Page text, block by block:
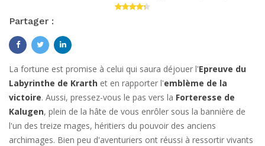
Partager :
La fortune est promise à celui qui saura déjouer l'Epreuve du
Labyrinthe de Krarth et en rapporter l'emblème de la
victoire. Aussi, pressez-vous le pas vers la Forteresse de
Kalugen, plein de la hâte de vous enrôler sous la bannière de
l'un des treize mages, héritiers du pouvoir des anciens
archimages. Bien peu d'aventuriers ont réussi à ressortir vivants